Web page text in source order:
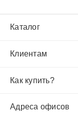
Каталог
Клиентам
Как купить?
Адреса офисов